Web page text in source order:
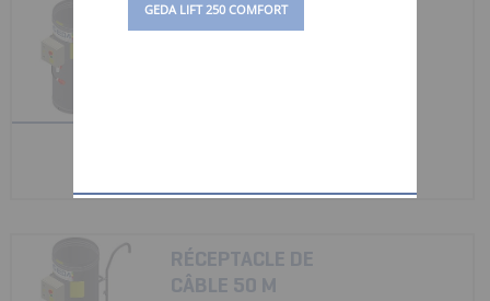
GEDA LIFT 250 COMFORT
RÉCEPTACLE DE
RÉCEPTACLE DE
CÂBLE 50 M